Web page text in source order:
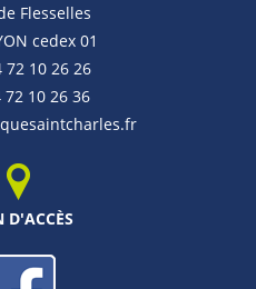
Flesselles
cedex 01
72 10 26 26
72 10 26 36
D'ACCÈS